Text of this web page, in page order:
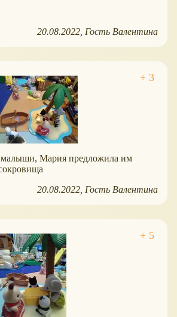
20.08.2022 Гость Валентина
малыши, Мария предложила им
20.08.2022 Гость Валентина